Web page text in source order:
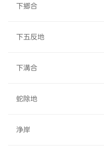
下郷合
下五反地
下溝合
蛇除地
浄岸